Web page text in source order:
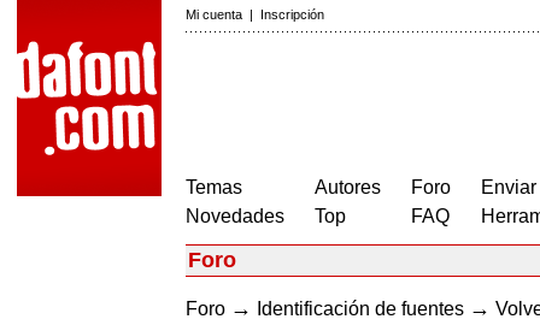
Mi cuenta | Inscripción
Temas
Novedades
Autores
Top
Foro
FAQ
Foro
Foro → Identificación de fuentes →